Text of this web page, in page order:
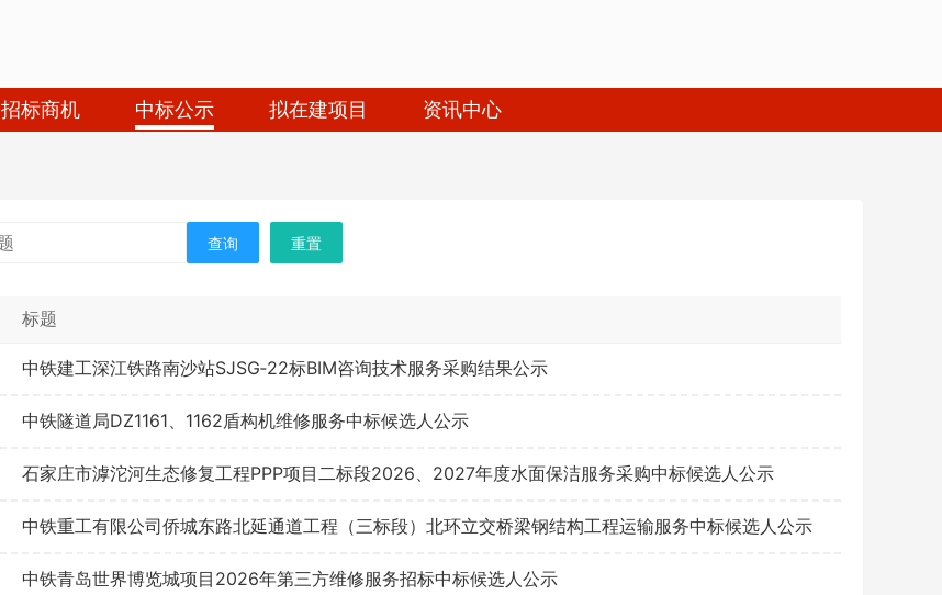
招标商机 中标公示 拟在建项目 资讯中心
查询 重置
标题
中铁建工深江铁路南沙站SJSG‑22标BIM咨询技术服务采购结果公示
中铁隧道局DZ1161、1162盾构机维修服务中标候选人公示
石家庄市滹沱河生态修复工程PPP项目二标段2026、2027年度水面保洁服务采购中标候选人公示
中铁重工有限公司侨城东路北延通道工程（三标段）北环立交桥梁钢结构工程运输服务中标候选人公示
中铁青岛世界博览城项目2026年第三方维修服务招标中标候选人公示
欢迎入驻供应商
公司所在地
请选择省市